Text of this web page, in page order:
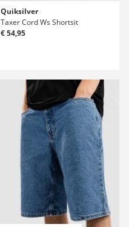
Quiksilver
Taxer Cord Ws Shortsit
€ 54,95